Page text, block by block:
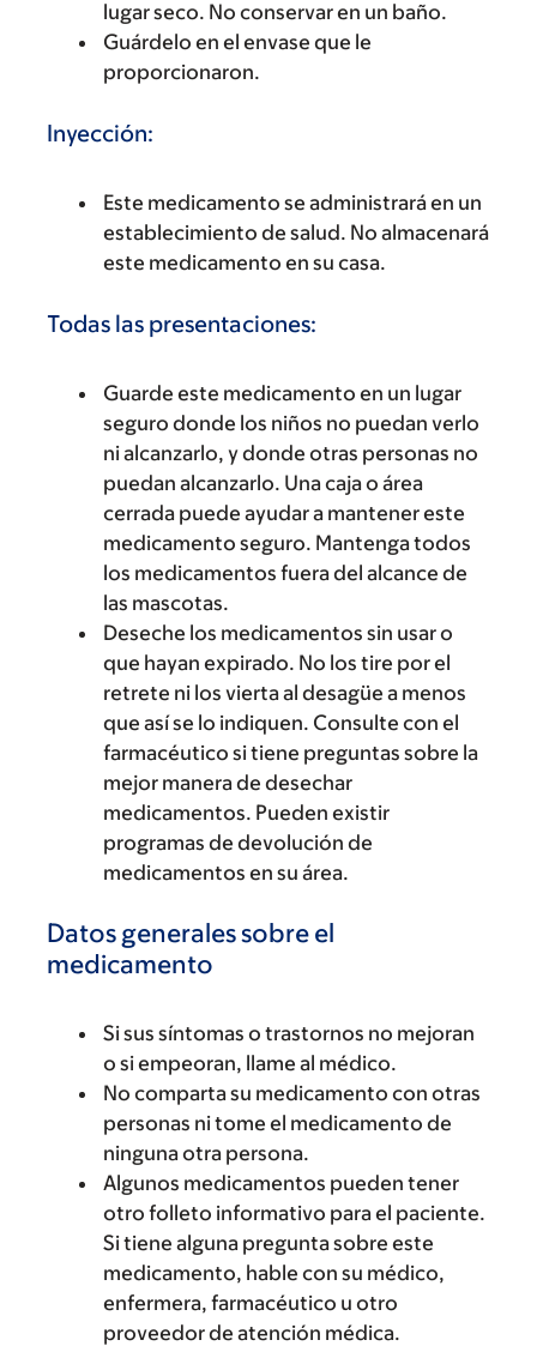
lugar seco. No conservar en un baño.
Guárdelo en el envase que le
proporcionaron.
Inyección:
Este medicamento se administrará en un
establecimiento de salud. No almacenará
este medicamento en su casa.
Todas las presentaciones:
Guarde este medicamento en un lugar
seguro donde los niños no puedan verlo
ni alcanzarlo, y donde otras personas no
puedan alcanzarlo. Una caja o área
cerrada puede ayudar a mantener este
medicamento seguro. Mantenga todos
los medicamentos fuera del alcance de
las mascotas.
Deseche los medicamentos sin usar o
que hayan expirado. No los tire por el
retrete ni los vierta al desagüe a menos
que así se lo indiquen. Consulte con el
farmacéutico si tiene preguntas sobre la
mejor manera de desechar
medicamentos. Pueden existir
programas de devolución de
medicamentos en su área.
Datos generales sobre el
medicamento
Si sus síntomas o trastornos no mejoran
o si empeoran, llame al médico.
No comparta su medicamento con otras
personas ni tome el medicamento de
ninguna otra persona.
Algunos medicamentos pueden tener
otro folleto informativo para el paciente.
Si tiene alguna pregunta sobre este
medicamento, hable con su médico,
enfermera, farmacéutico u otro
proveedor de atención médica.